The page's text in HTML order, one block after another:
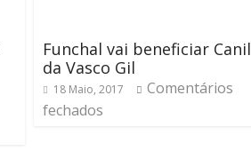
Funchal vai beneficiar Canil
da Vasco Gil
18 Maio, 2017
Comentários
fechados